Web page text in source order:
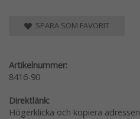
SPARA SOM FAVORIT
Artikelnummer:
8416-90
Direktlänk:
Högerklicka och kopiera adressen